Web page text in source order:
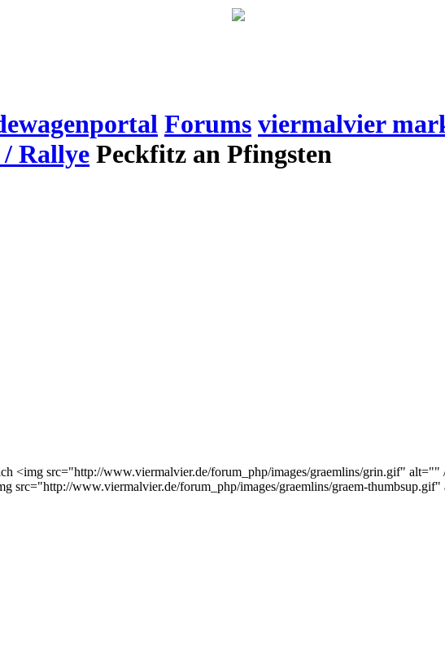
Forums viermalvier
Rallye Peckfitz an Pfingsten
<img src="http://www.viermalvier.de/forum_php/images/graemlins/grin.gif" alt=""
src="http://www.viermalvier.de/forum_php/images/graemlins/graem-